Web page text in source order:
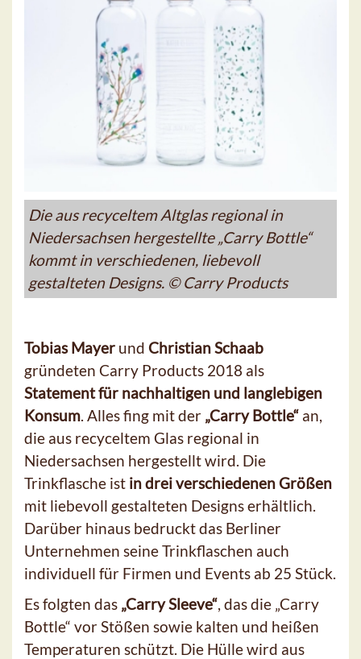
Die aus recyceltem Altglas regional in
Niedersachsen hergestellte „Carry Bottle“
kommt in verschiedenen, liebevoll
gestalteten Designs. © Carry Products
Tobias Mayer und Christian Schaab
gründeten Carry Products 2018 als
Statement für nachhaltigen und langlebigen
Konsum. Alles fing mit der „Carry Bottle“ an,
die aus recyceltem Glas regional in
Niedersachsen hergestellt wird. Die
Trinkflasche ist in drei verschiedenen Größen
mit liebevoll gestalteten Designs erhältlich.
Darüber hinaus bedruckt das Berliner
Unternehmen seine Trinkflaschen auch
individuell für Firmen und Events ab 25 Stück.
Es folgten das „Carry Sleeve“, das die „Carry
Bottle“ vor Stößen sowie kalten und heißen
Temperaturen schützt. Die Hülle wird aus